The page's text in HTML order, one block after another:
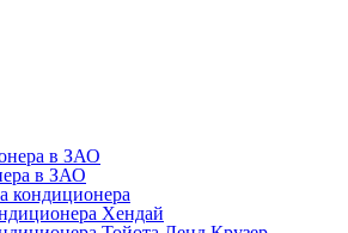
в ЗАО
в ЗАО
кондиционера
Хендай